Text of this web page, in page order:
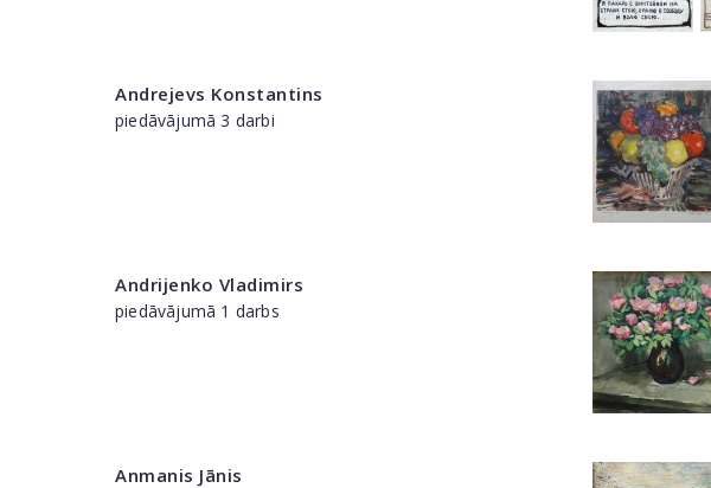
Andrejevs Konstantins
piedāvājumā 3 darbi
Andrijenko Vladimirs
piedāvājumā 1 darbs
Anmanis Jānis